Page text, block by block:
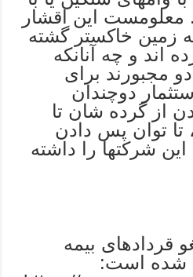
معلومست این اقشار
زمین خاکستر گشته
اند و چه آنانکه
مجبورند برای
دوچندان
از گرده شان تا
تا توان پس دادن
این شرکتها را داشته
قردادهای بیمه
شده است: